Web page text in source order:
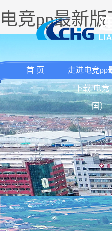
电竞pp最新版
首 页 走进电竞pp
下载-电竞
国）